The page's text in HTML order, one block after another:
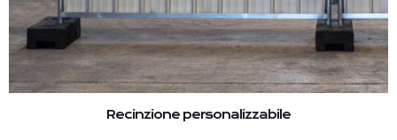
Recinzione personalizzabile